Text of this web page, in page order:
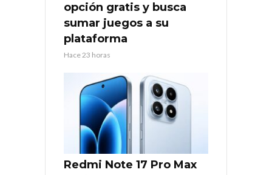
opción gratis y busca
sumar juegos a su
plataforma
Hace 23 horas
Redmi Note 17 Pro Max